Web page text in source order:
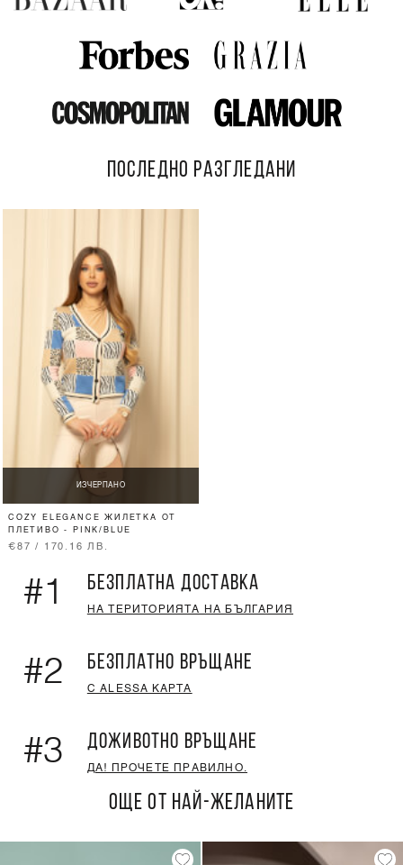
ПОСЛЕДНО РАЗГЛЕДАНИ
ИЗЧЕРПАНО
COZY ELEGANCE ЖИЛЕТКА ОТ
ПЛЕТИВО - PINK/BLUE
€87 / 170.16 ЛВ.
#1 БЕЗПЛАТНА ДОСТАВКА
НА ТЕРИТОРИЯТА НА БЪЛГАРИЯ
#2 БЕЗПЛАТНО ВРЪЩАНЕ
С ALESSA КАРТА
#3 ДОЖИВОТНО ВРЪЩАНЕ
ДА! ПРОЧЕТЕ ПРАВИЛНО.
ОЩЕ ОТ НАЙ-ЖЕЛАНИТЕ